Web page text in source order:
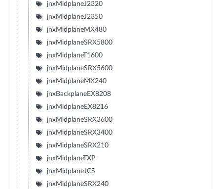
jnxMidplaneJ2320
jnxMidplaneJ2350
jnxMidplaneMX480
jnxMidplaneSRX5800
jnxMidplaneT1600
jnxMidplaneSRX5600
jnxMidplaneMX240
jnxBackplaneEX8208
jnxMidplaneEX8216
jnxMidplaneSRX3600
jnxMidplaneSRX3400
jnxMidplaneSRX210
jnxMidplaneTXP
jnxMidplaneJCS
jnxMidplaneSRX240